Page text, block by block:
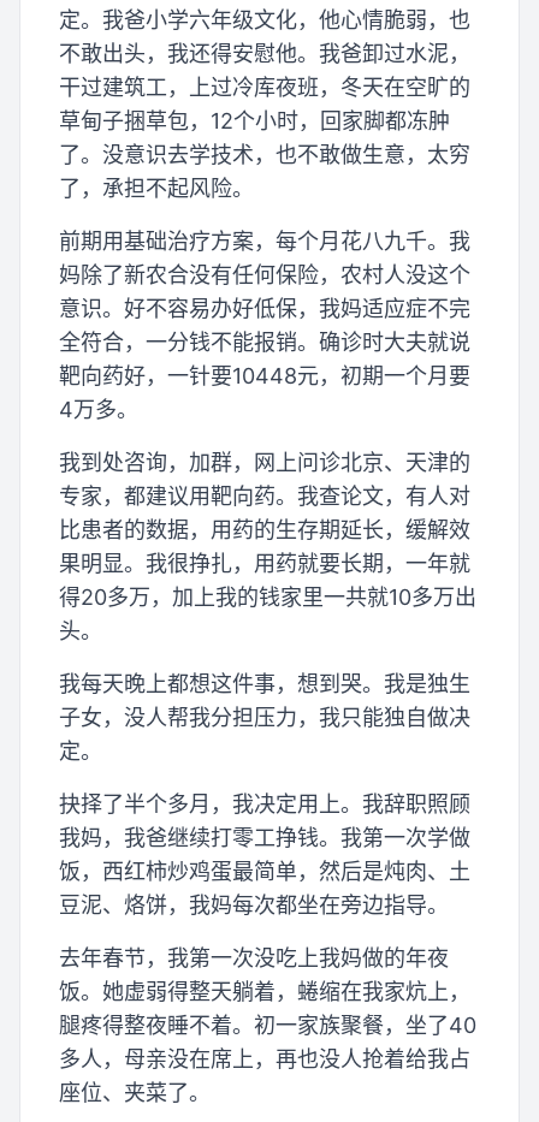
定。我爸小学六年级文化，他心情脆弱，也
不敢出头，我还得安慰他。我爸卸过水泥，
干过建筑工，上过冷库夜班，冬天在空旷的
草甸子捆草包，12个小时，回家脚都冻肿
了。没意识去学技术，也不敢做生意，太穷
了，承担不起风险。
前期用基础治疗方案，每个月花八九千。我
妈除了新农合没有任何保险，农村人没这个
意识。好不容易办好低保，我妈适应症不完
全符合，一分钱不能报销。确诊时大夫就说
靶向药好，一针要10448元，初期一个月要
4万多。
我到处咨询，加群，网上问诊北京、天津的
专家，都建议用靶向药。我查论文，有人对
比患者的数据，用药的生存期延长，缓解效
果明显。我很挣扎，用药就要长期，一年就
得20多万，加上我的钱家里一共就10多万出
头。
我每天晚上都想这件事，想到哭。我是独生
子女，没人帮我分担压力，我只能独自做决
定。
抉择了半个多月，我决定用上。我辞职照顾
我妈，我爸继续打零工挣钱。我第一次学做
饭，西红柿炒鸡蛋最简单，然后是炖肉、土
豆泥、烙饼，我妈每次都坐在旁边指导。
去年春节，我第一次没吃上我妈做的年夜
饭。她虚弱得整天躺着，蜷缩在我家炕上，
腿疼得整夜睡不着。初一家族聚餐，坐了40
多人，母亲没在席上，再也没人抢着给我占
座位、夹菜了。